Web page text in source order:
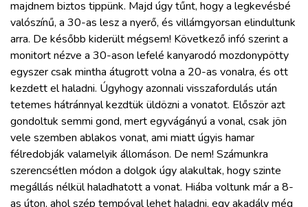
majdnem biztos tippünk. Majd úgy tűnt, hogy a legkevésbé
valószínű, a 30-as lesz a nyerő, és villámgyorsan elindultunk
arra. De később kiderült mégsem! Következő infó szerint a
monitort nézve a 30-ason lefelé kanyarodó mozdonypötty
egyszer csak mintha átugrott volna a 20-as vonalra, és ott
kezdett el haladni. Úgyhogy azonnali visszafordulás után
tetemes hátránnyal kezdtük üldözni a vonatot. Először azt
gondoltuk semmi gond, mert egyvágányú a vonal, csak jön
vele szemben ablakos vonat, ami miatt úgyis hamar
félredobják valamelyik állomáson. De nem! Számunkra
szerencsétlen módon a dolgok úgy alakultak, hogy szinte
megállás nélkül haladhatott a vonat. Hiába voltunk már a 8-
as úton, ahol szép tempóval lehet haladni, egy akadály még